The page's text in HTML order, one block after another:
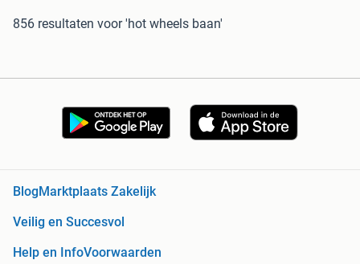
856 resultaten voor 'hot wheels baan'
BlogMarktplaats Zakelijk
Veilig en Succesvol
Help en InfoVoorwaarden